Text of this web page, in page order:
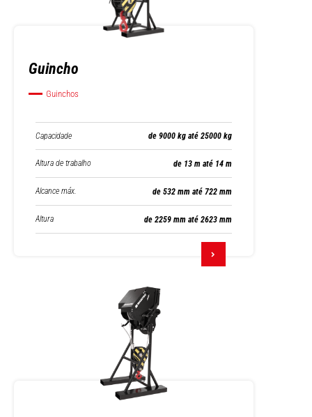
Guincho
Guinchos
Capacidade de 9000 kg até 25000 kg
Altura de trabalho de 13 m até 14 m
Alcance máx. de 532 mm até 722 mm
Altura de 2259 mm até 2623 mm